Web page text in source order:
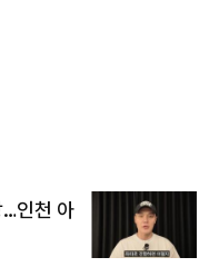
…인천 아